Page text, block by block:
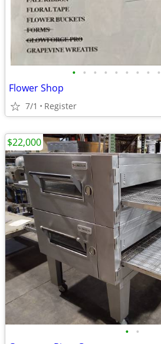
• • • • • • • • •
Flower Shop
7/1 Register
• •
$22,000